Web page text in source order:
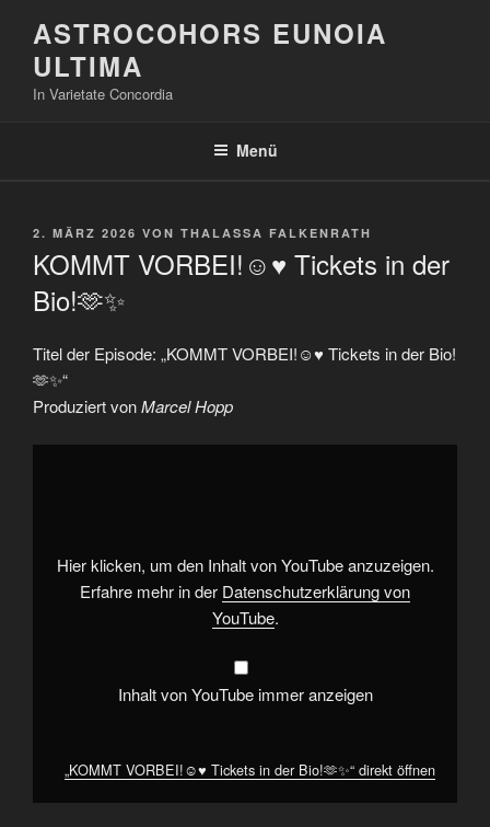
Inhalt
springen
ASTROCOHORS EUNOIA
ULTIMA
In Varietate Concordia
Menü
VERÖFFENTLICHT
2. MÄRZ 2026 VON THALASSA FALKENRATH
KOMMT VORBEI!☺️♥️ Tickets in der
Bio!🫶✨
Titel der Episode: „KOMMT VORBEI!☺️♥️ Tickets in der Bio!
🫶✨“
Produziert vonMarcel Hopp
„KOMMT
Bio!Hier klicken, um den Inhalt von YouTube anzuzeigen.
Erfahre mehr in der Datenschutzerklärung von
YouTube.
Inhalt von YouTube immer anzeigen
„KOMMT VORBEI!☺️♥️ Tickets in der Bio!🫶✨“ direkt öffnen